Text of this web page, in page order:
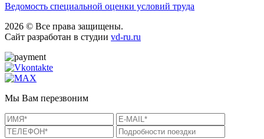
Ведомость специальной оценки условий труда
2026 © Все права защищены.
Сайт разработан в студии vd-ru.ru
Мы Вам перезвоним